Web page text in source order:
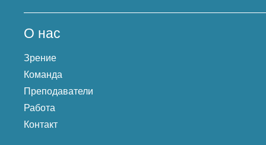
О нас
Зрение
Команда
Преподаватели
Работа
Контакт